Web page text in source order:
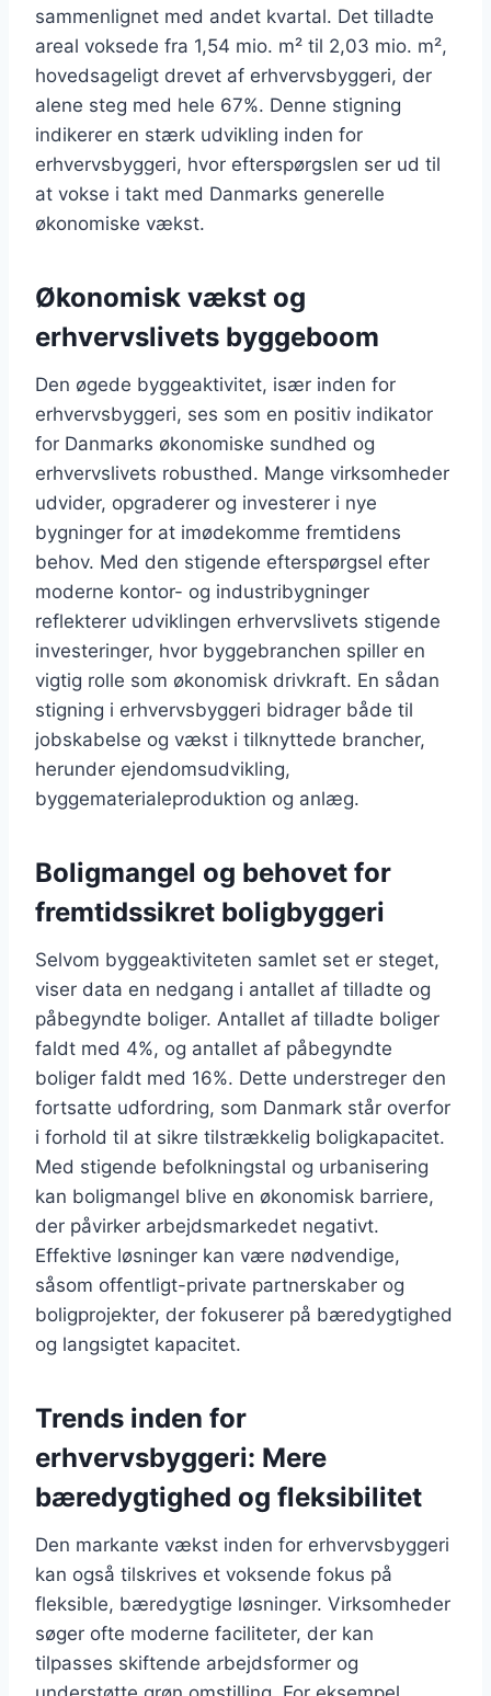
sammenlignet med andet kvartal. Det tilladte
areal voksede fra 1,54 mio. m² til 2,03 mio. m²,
hovedsageligt drevet af erhvervsbyggeri, der
alene steg med hele 67%. Denne stigning
indikerer en stærk udvikling inden for
erhvervsbyggeri, hvor efterspørgslen ser ud til
at vokse i takt med Danmarks generelle
økonomiske vækst.
Økonomisk vækst og
erhvervslivets byggeboom
Den øgede byggeaktivitet, især inden for
erhvervsbyggeri, ses som en positiv indikator
for Danmarks økonomiske sundhed og
erhvervslivets robusthed. Mange virksomheder
udvider, opgraderer og investerer i nye
bygninger for at imødekomme fremtidens
behov. Med den stigende efterspørgsel efter
moderne kontor- og industribygninger
reflekterer udviklingen erhvervslivets stigende
investeringer, hvor byggebranchen spiller en
vigtig rolle som økonomisk drivkraft. En sådan
stigning i erhvervsbyggeri bidrager både til
jobskabelse og vækst i tilknyttede brancher,
herunder ejendomsudvikling,
byggematerialeproduktion og anlæg.
Boligmangel og behovet for
fremtidssikret boligbyggeri
Selvom byggeaktiviteten samlet set er steget,
viser data en nedgang i antallet af tilladte og
påbegyndte boliger. Antallet af tilladte boliger
faldt med 4%, og antallet af påbegyndte
boliger faldt med 16%. Dette understreger den
fortsatte udfordring, som Danmark står overfor
i forhold til at sikre tilstrækkelig boligkapacitet.
Med stigende befolkningstal og urbanisering
kan boligmangel blive en økonomisk barriere,
der påvirker arbejdsmarkedet negativt.
Effektive løsninger kan være nødvendige,
såsom offentligt-private partnerskaber og
boligprojekter, der fokuserer på bæredygtighed
og langsigtet kapacitet.
Trends inden for
erhvervsbyggeri: Mere
bæredygtighed og fleksibilitet
Den markante vækst inden for erhvervsbyggeri
kan også tilskrives et voksende fokus på
fleksible, bæredygtige løsninger. Virksomheder
søger ofte moderne faciliteter, der kan
tilpasses skiftende arbejdsformer og